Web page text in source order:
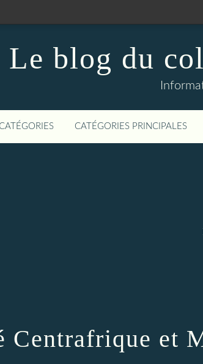
Le blog du
CATÉGORIES PRINCIPALES
Centrafrique et